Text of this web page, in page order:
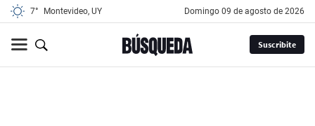
7° Montevideo, UY domingo 09 de agosto de 2026
Suscribite